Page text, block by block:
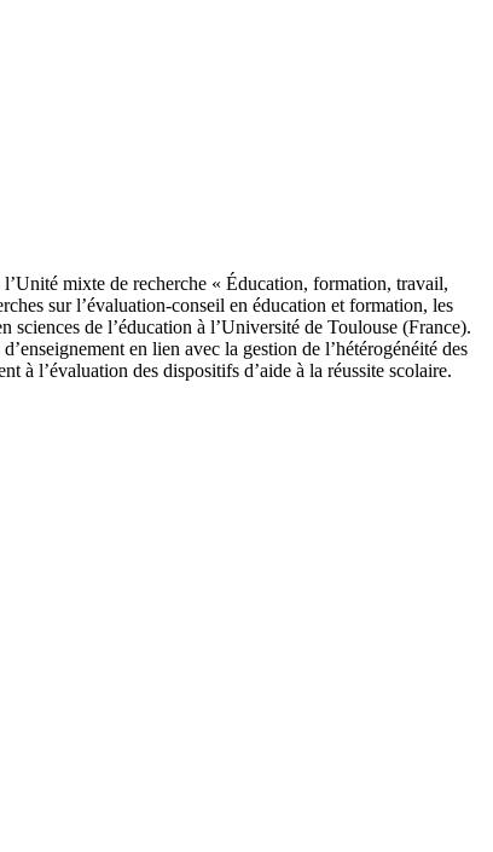
mixte de recherche « Éducation, formation, travail,
sur l’évaluation-conseil en éducation et formation, les
de l’éducation à l’Université de Toulouse (France).
en lien avec la gestion de l’hétérogénéité des
à l’évaluation des dispositifs d’aide à la réussite scolaire.